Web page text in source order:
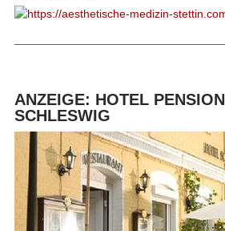
ANZEIGE: HOTEL PENSION
SCHLESWIG